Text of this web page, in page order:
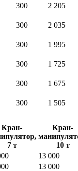
300
2 205
300
2 035
300
1 995
300
1 725
300
1 675
300
1 505
Кран-
7 т
Кран-
10 т
13 000
13 000